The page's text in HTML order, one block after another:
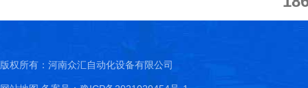
版权所有：河南众汇自动化设备有限公司